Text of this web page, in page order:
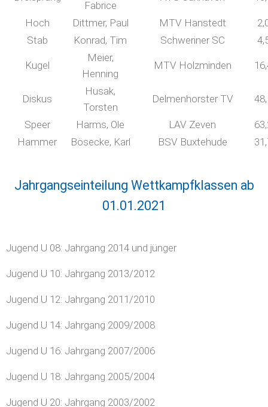
Fabrice
Hoch Dittmer, Paul MTV Hanstedt
Stab
Konrad, Tim Schweriner SC
Kugel
Meier,
Henning
MTV Holzminden
Diskus
Husak,
Torsten
Delmenhorster TV
Speer Harms, Ole LAV Zeven
Hammer
Bösecke, Karl BSV Buxtehude
Jahrgangseinteilung Wettkampfklassen ab
01.01.2021
Jugend U 08: Jahrgang 2014 und jünger
Jugend U 10: Jahrgang 2013/2012
Jugend U 12: Jahrgang 2011/2010
Jugend U 14: Jahrgang 2009/2008
Jugend U 16: Jahrgang 2007/2006
Jugend U 18: Jahrgang 2005/2004
Jugend U 20: Jahrgang 2003/2002